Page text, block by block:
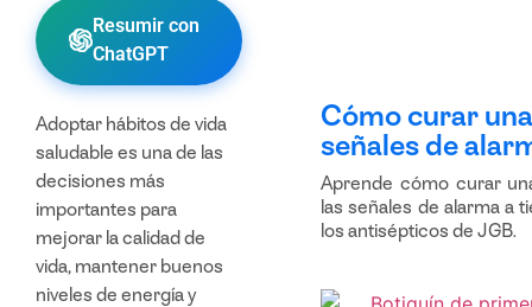
Resumir con
ChatGPT
Adoptar hábitos de vida
saludable es una de las
decisiones más
importantes para
mejorar la calidad de
vida, mantener buenos
niveles de energía y
Cómo curar
señales de
Aprende cómo curar
las señales de alarma a
los antisépticos de JGB.